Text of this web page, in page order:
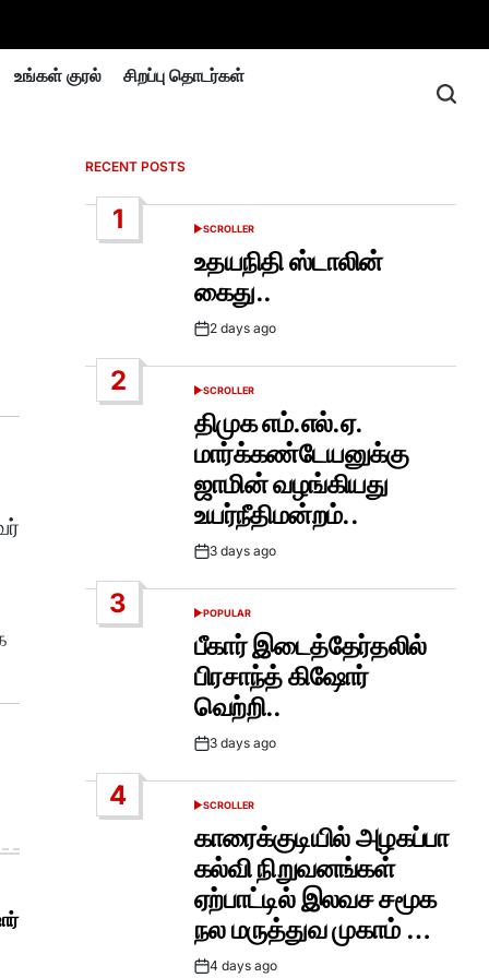
உங்கள் குரல் சிறப்பு தொடர்கள்
RECENT POSTS
1
POSTED
SCROLLER
உதயநிதி ஸ்டாலின்
கைது..
Post2 days ago
2
POSTED
SCROLLER
திமுக எம்.எல்.ஏ.
மார்க்கண்டேயனுக்கு
ஜாமின் வழங்கியது
உயர்நீதிமன்றம்..
Post3 days ago
3
POSTED
POPULAR
பீகார் இடைத்தேர்தலில்
பிரசாந்த் கிஷோர்
வெற்றி..
Post3 days ago
4
POSTED
SCROLLER
காரைக்குடியில் அழகப்பா
கல்வி நிறுவனங்கள்
ஏற்பாட்டில் இலவச சமூக
நல மருத்துவ முகாம் …
Post4 days ago